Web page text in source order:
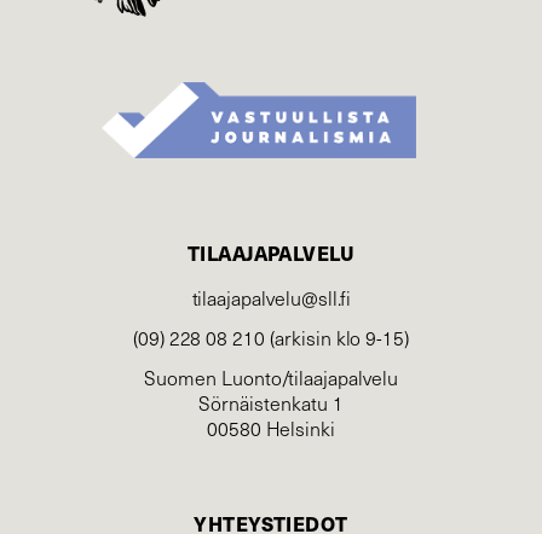
TILAAJAPALVELU
tilaajapalvelu@sll.fi
(09) 228 08 210 (arkisin klo 9-15)
Suomen Luonto/tilaajapalvelu
Sörnäistenkatu 1
00580 Helsinki
YHTEYSTIEDOT